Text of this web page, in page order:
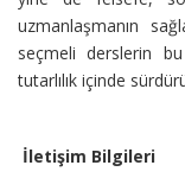
uzmanlaşmanın
seçmeli derslerin
tutarlılık içinde
İletişim Bilgileri